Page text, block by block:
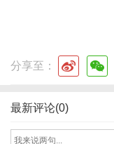
分享至：
最新评论(0)